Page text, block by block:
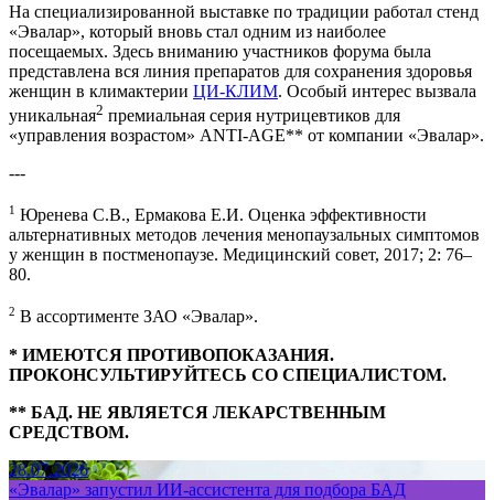
На специализированной выставке по традиции работал стенд
«Эвалар», который вновь стал одним из наиболее
посещаемых. Здесь вниманию участников форума была
представлена вся линия препаратов для сохранения здоровья
женщин в климактерии ЦИ-КЛИМ. Особый интерес вызвала
уникальная2 премиальная серия нутрицевтиков для
«управления возрастом» ANTI-AGE** от компании «Эвалар».
---
1
Юренева С.В., Ермакова Е.И. Оценка эффективности
альтернативных методов лечения менопаузальных симптомов
у женщин в постменопаузе. Медицинский совет, 2017; 2: 76–
80.
2 В ассортименте ЗАО «Эвалар».
* ИМЕЮТСЯ ПРОТИВОПОКАЗАНИЯ.
ПРОКОНСУЛЬТИРУЙТЕСЬ СО СПЕЦИАЛИСТОМ.
** БАД. НЕ ЯВЛЯЕТСЯ ЛЕКАРСТВЕННЫМ
СРЕДСТВОМ.
28.07.2026
«Эвалар» запустил ИИ-ассистента для подбора БАД